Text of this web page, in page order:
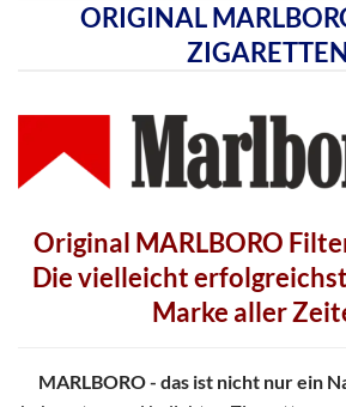
ORIGINAL
ZIGARETTEN
Original MARLBORO
Die vielleicht
Marke aller
MARLBORO - das ist nicht nur ein